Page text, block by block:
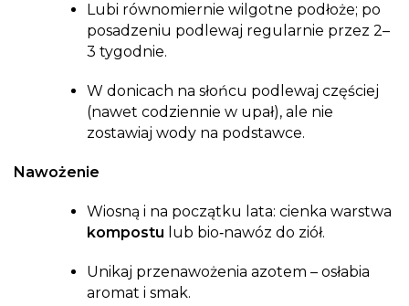
Lubi równomiernie wilgotne podłoże; po
posadzeniu podlewaj regularnie przez 2–
3 tygodnie.
W donicach na słońcu podlewaj częściej
(nawet codziennie w upał), ale nie
zostawiaj wody na podstawce.
Nawożenie
Wiosną i na początku lata: cienka warstwa
kompostu lub bio‑nawóz do ziół.
Unikaj przenawożenia azotem – osłabia
aromat i smak.